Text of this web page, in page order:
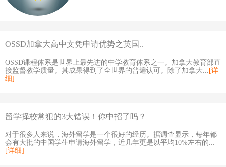
OSSD加拿大高中文凭申请优势之英国..
OSSD课程体系是世界上最先进的中学教育体系之一。加拿大教育部直
接监督教学质量。其成果得到了全世界的普遍认可。除了加拿大... [详
细]
留学择校常犯的3大错误！你中招了吗？
对于很多人来说，海外留学是一个很好的经历。据调查显示，每年都
会有大批的中国学生申请海外留学，近几年更是以平均10%左右的...
[详细]